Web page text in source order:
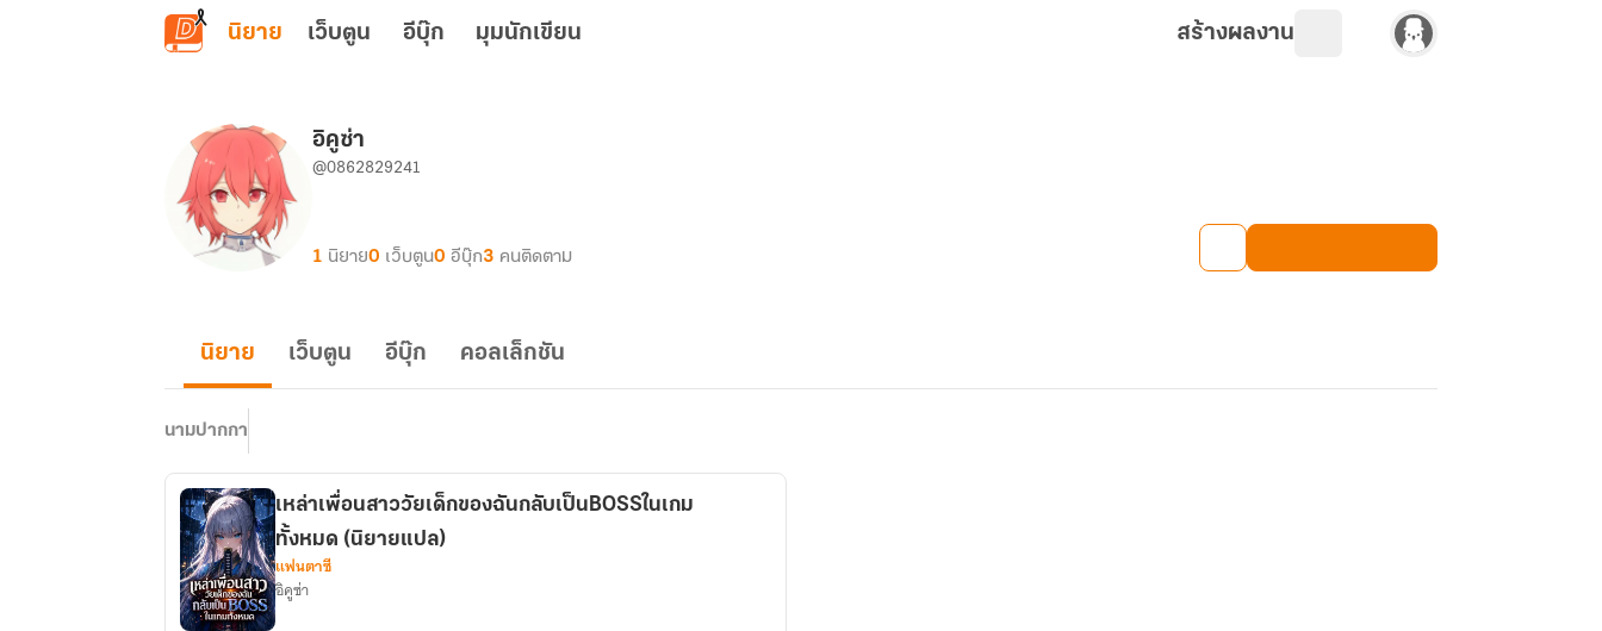
ข้ามไปยังเนื้อหาหลัก
นิยาย เว็บตูน อีบุ๊ก มุมนักเขียน สร้างผลงาน
อิคูซ่า
@0862829241
1 นิยาย0 เว็บตูน0 อีบุ๊ก3 คนติดตาม
นิยาย เว็บตูน อีบุ๊ก คอลเล็กชัน
นามปากกา
เหล่าเพื่อนสาววัยเด็กของฉันกลับเป็นBOSSในเกม
ทั้งหมด (นิยายแปล)
แฟนตาซี
อิคูซ่า